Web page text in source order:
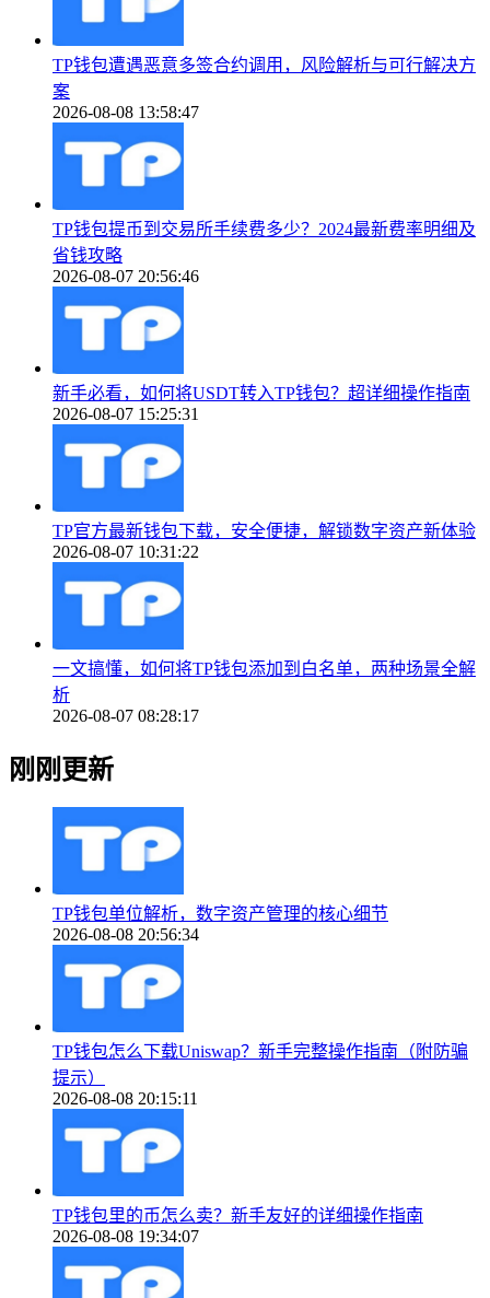
TP钱包遭遇恶意多签合约调用，风险解析与可行解决方
案
2026-08-08 13:58:47
TP钱包提币到交易所手续费多少？2024最新费率明细及
省钱攻略
2026-08-07 20:56:46
新手必看，如何将USDT转入TP钱包？超详细操作指南
2026-08-07 15:25:31
TP官方最新钱包下载，安全便捷，解锁数字资产新体验
2026-08-07 10:31:22
一文搞懂，如何将TP钱包添加到白名单，两种场景全解
析
2026-08-07 08:28:17
刚刚更新
TP钱包单位解析，数字资产管理的核心细节
2026-08-08 20:56:34
TP钱包怎么下载Uniswap？新手完整操作指南（附防骗
提示）
2026-08-08 20:15:11
TP钱包里的币怎么卖？新手友好的详细操作指南
2026-08-08 19:34:07